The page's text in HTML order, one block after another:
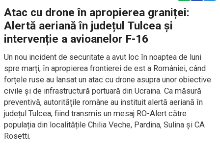
Atac cu drone în apropierea graniței:
Alertă aeriană în județul Tulcea și
intervenție a avioanelor F-16
Un nou incident de securitate a avut loc în noaptea de luni
spre marți, în apropierea frontierei de est a României, când
forțele ruse au lansat un atac cu drone asupra unor obiective
civile și de infrastructură portuară din Ucraina. Ca măsură
preventivă, autoritățile române au instituit alertă aeriană în
județul Tulcea, fiind transmis un mesaj RO-Alert către
populația din localitățile Chilia Veche, Pardina, Sulina și CA
Rosetti.